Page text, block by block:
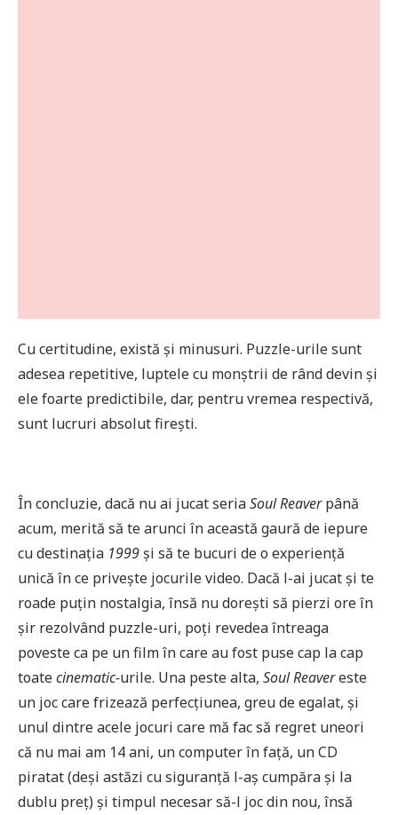
Cu certitudine, există și minusuri. Puzzle-urile sunt
adesea repetitive, luptele cu monștrii de rând devin și
ele foarte predictibile, dar, pentru vremea respectivă,
sunt lucruri absolut firești.
În concluzie, dacă nu ai jucat seriaSoul Reaverpână
acum, merită să te arunci în această gaură de iepure
cu destinația 1999și să te bucuri de o experiență
unică în ce privește jocurile video. Dacă l-ai jucat și te
roade puțin nostalgia, însă nu dorești să pierzi ore în
șir rezolvând puzzle-uri, poți revedea întreaga
poveste ca pe un film în care au fost puse cap la cap
toatecinematic-urile. Una peste alta, Soul Reavereste
un joc care frizează perfecțiunea, greu de egalat, și
unul dintre acele jocuri care mă fac să regret uneori
că nu mai am 14 ani, un computer în față, un CD
piratat (deși astăzi cu siguranță l-aș cumpăra și la
dublu preț) și timpul necesar să-l joc din nou, însă